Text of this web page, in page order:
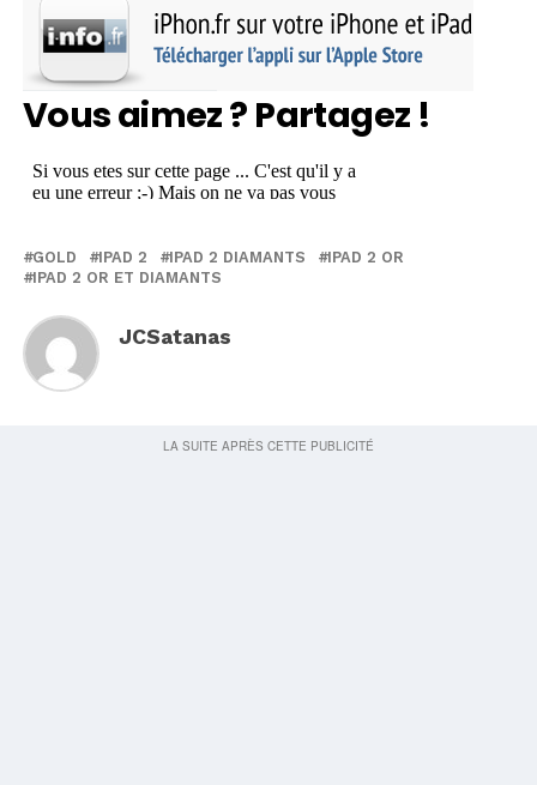
Vous aimez ? Partagez !
GOLD IPAD 2 IPAD 2 DIAMANTS
IPAD 2 OR
IPAD 2 OR ET DIAMANTS
JCSatanas